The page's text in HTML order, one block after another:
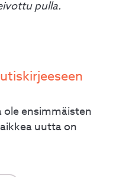
pulla.
ole ensimmäisten
uutta on